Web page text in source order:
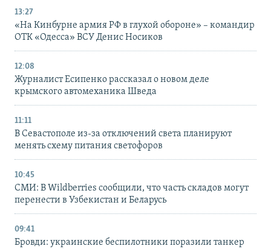
13:27
«На Кинбурне армия РФ в глухой обороне» – командир
ОТК «Одесса» ВСУ Денис Носиков
12:08
Журналист Есипенко рассказал о новом деле
крымского автомеханика Шведа
11:11
В Севастополе из-за отключений света планируют
менять схему питания светофоров
10:45
СМИ: В Wildberries сообщили, что часть складов могут
перенести в Узбекистан и Беларусь
09:41
Бровди: украинские беспилотники поразили танкер